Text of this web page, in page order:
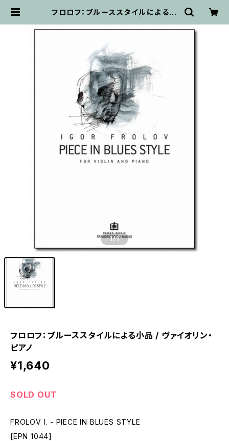
フロロフ：ブルーススタイルによる小
専門店 アトリエ・デ・くっきぃず
1/1
フロロフ：ブルーススタイルによる小品 / ヴァイオリン・
ピアノ
¥1,640
SOLD OUT
FROLOV I. - PIECE IN BLUES STYLE
[EPN 1044]